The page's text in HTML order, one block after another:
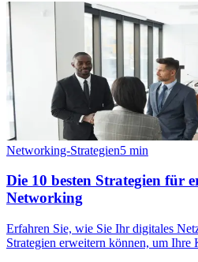
Networking-Strategien5 min
Die 10 besten Strategien für
Networking
Erfahren Sie, wie Sie Ihr digitales
Strategien erweitern können, um Ihre